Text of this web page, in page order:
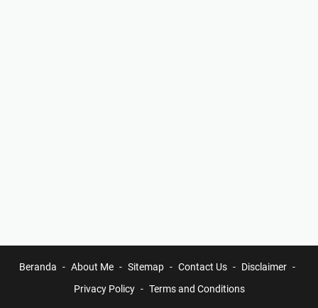
Beranda About Me Sitemap Contact Us
Disclaimer
Privacy Policy
Terms and Conditions